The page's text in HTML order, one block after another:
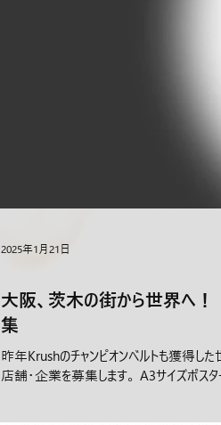
大阪、茨木の街から世界へ！
集
昨年Krushのチャンピオンベルトも獲得
店舗・企業を募集します。 A3サイズポス
2025年1月21日